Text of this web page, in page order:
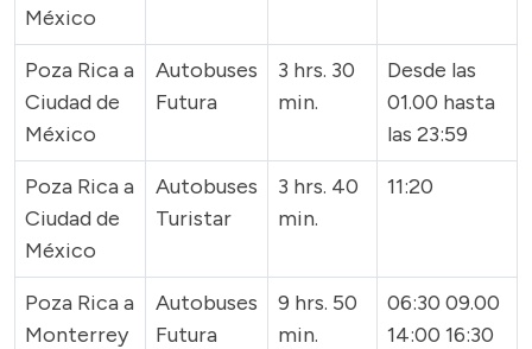
México
Poza Rica a
Ciudad de
México
Autobuses
Futura
3 hrs. 30
min.
Desde las
01.00 hasta
las 23:59
Poza Rica a
Ciudad de
México
Autobuses
Turistar
3 hrs. 40
min.
11:20
Poza Rica a
Monterrey
Autobuses
Futura
9 hrs. 50
min.
06:30 09.00
14:00 16:30